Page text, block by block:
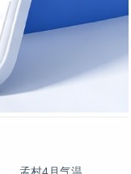
孟村4月气温